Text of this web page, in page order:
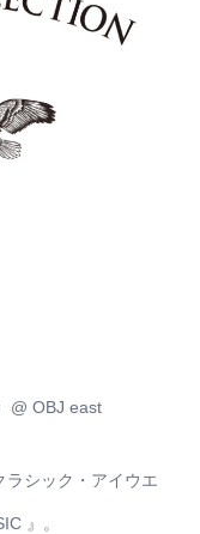
@ OBJ east
シック・アイウエ
』。